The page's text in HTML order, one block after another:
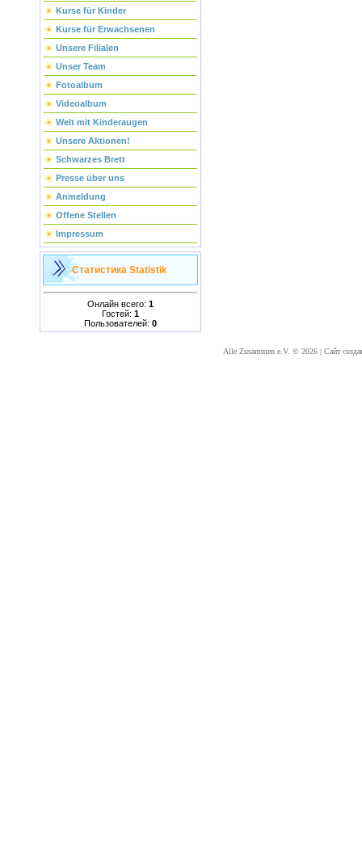
Kurse für Kinder
Kurse für Erwachsenen
Unsere Filialen
Unser Team
Fotoalbum
Videoalbum
Welt mit Kinderaugen
Unsere Aktionen!
Schwarzes Brett
Presse über uns
Anmeldung
Offene Stellen
Impressum
Статистика Statistik
Онлайн всего: 1
Гостей: 1
Пользователей: 0
Alle Zusammen e.V. © 2026 | Сайт